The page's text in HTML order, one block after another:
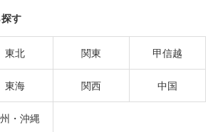
す
東北 関東 甲信越
東海 関西 中国
・沖縄